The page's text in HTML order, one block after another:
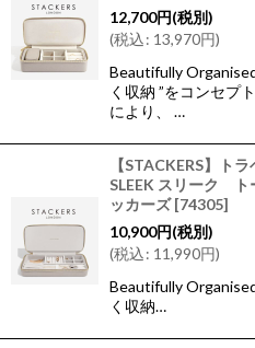
12,700円(税別)
(税込: 13,970円)
Beautifully
く収納 ”をコンセプ
により、 …
【STACKERS】ト
SLEEK スリーク ト
ッカーズ [74305]
10,900円(税別)
(税込: 11,990円)
Beautifully
く収納…